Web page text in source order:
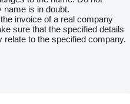
name is in doubt.
invoice of a real company
sure that the specified details
to the specified company.